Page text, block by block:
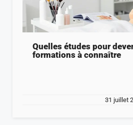
Quelles études pour
formations à connaître
31 juillet